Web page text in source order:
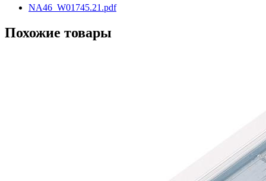
NA46_W01745.21.pdf
Похожие товары